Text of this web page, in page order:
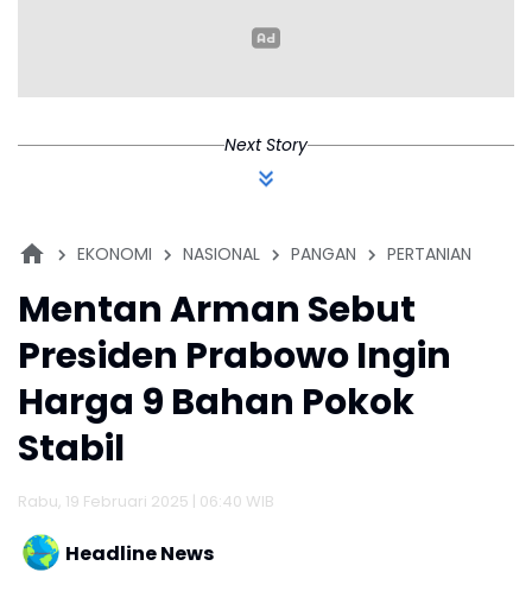
Next Story
EKONOMI NASIONAL PANGAN PERTANIAN
Mentan Arman Sebut
Presiden Prabowo Ingin
Harga 9 Bahan Pokok
Stabil
Rabu, 19 Februari 2025 | 06:40 WIB
Headline News